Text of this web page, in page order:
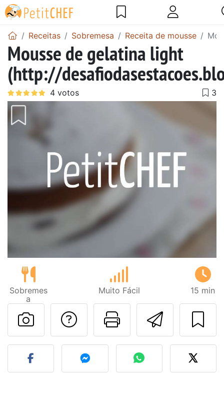
Receitas Sobremesa Receita de mousse
Mousse de gelatina light
(http://
Sobremes
a
Muito Fácil 15 min
Imprima
Falar com o autor
Fez esta receita?